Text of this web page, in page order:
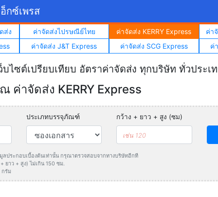
กซ์เพรส
ส่ง ค่าจัดส่งไปรษณีย์ไทย ค่าจัดส่ง KERRY Express
ค่า
ค่าจัดส่ง J&T Express ค่าจัดส่ง SCG Express ค่
บไซต์เปรียบเทียบ อัตราค่าจัดส่ง ทุกบริษัท ทั่วประเ
ค่าจัดส่ง KERRY Express
ประเภทบรรจุภัณฑ์ กว้าง + ยาว + สูง (ซม)
ลประกอบเบื้องต้นเท่านั้น กรุณาตรวจสอบจากทางบริษัทอีกที
ยาว + สูง) ไม่เกิน 150 ซม.
กรัม